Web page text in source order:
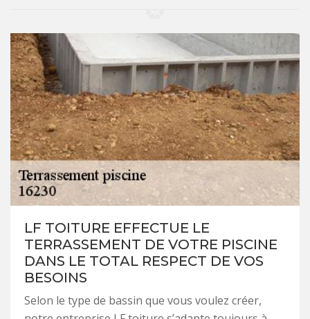
LF TOITURE EFFECTUE LE
TERRASSEMENT DE VOTRE PISCINE
DANS LE TOTAL RESPECT DE VOS
BESOINS
Selon le type de bassin que vous voulez créer,